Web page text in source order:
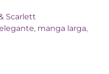
Scarlett
, manga larga,